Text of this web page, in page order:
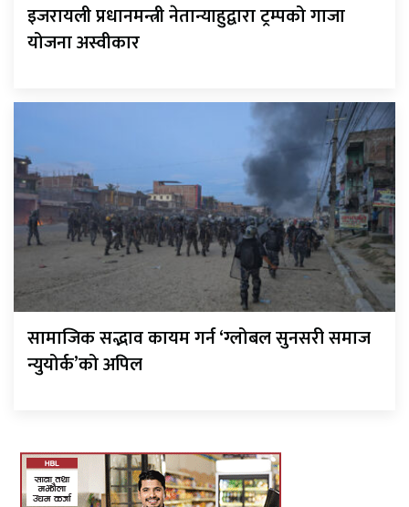
इजरायली प्रधानमन्त्री नेतान्याहुद्वारा ट्रम्पको गाजा
योजना अस्वीकार
सामाजिक सद्भाव कायम गर्न ‘ग्लोबल सुनसरी समाज
न्युयोर्क’को अपिल